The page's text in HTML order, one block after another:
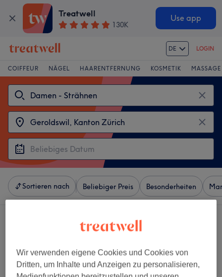
Treatwell
130K
Use app
DE LOGIN
COIFFEUR NÄGEL HAARENTFERNUNG KOSMETIK MASSAGE
Sortieren nach Beliebiger Preis Besonderheiten
damen - strähnen in der Nähe von Geroldswil, Kanton Zürich
Wir verwenden eigene Cookies und Cookies von
Dritten, um Inhalte und Anzeigen zu personalisieren,